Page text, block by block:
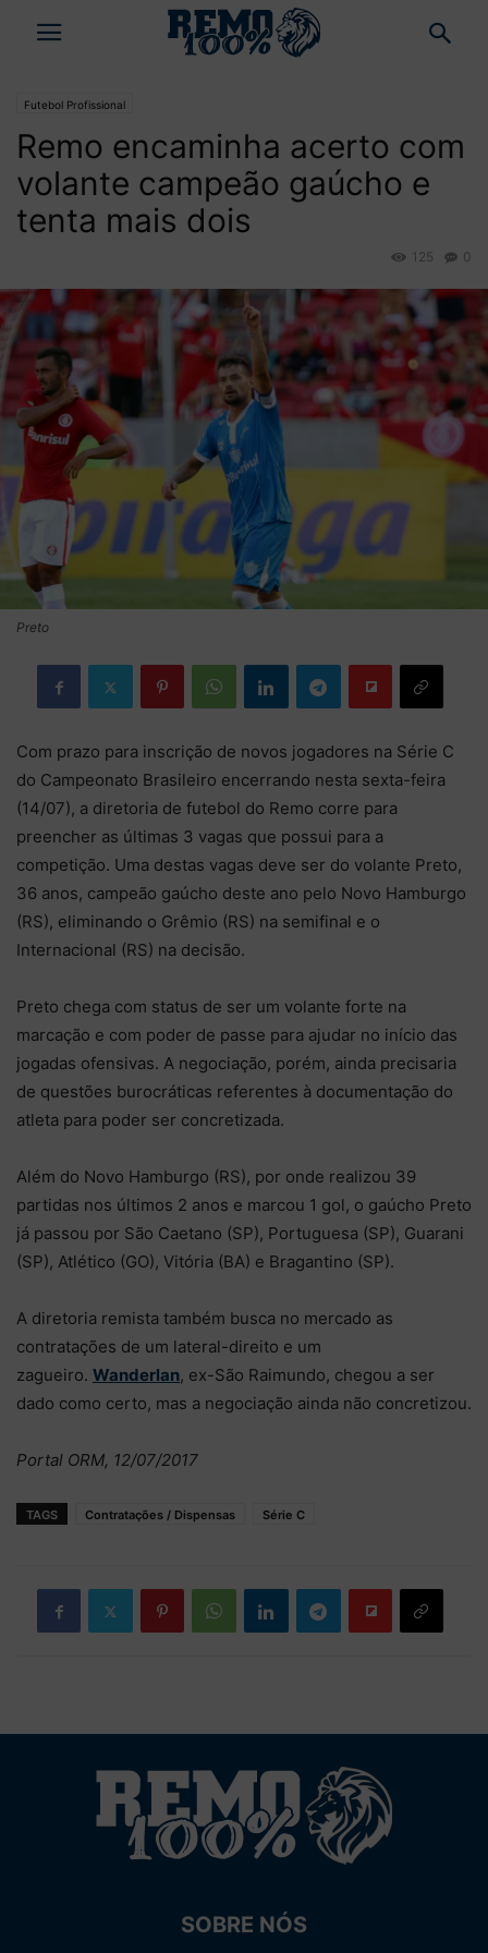
Futebol Profissional
Remo encaminha acerto com
volante campeão gaúcho e
tenta mais dois
0
125
Preto
Com prazo para inscrição de novos jogadores na Série C
do Campeonato Brasileiro encerrando nesta sexta-feira
(14/07), a diretoria de futebol do Remo corre para
preencher as últimas 3 vagas que possui para a
competição. Uma destas vagas deve ser do volante Preto,
36 anos, campeão gaúcho deste ano pelo Novo Hamburgo
(RS), eliminando o Grêmio (RS) na semifinal e o
Internacional (RS) na decisão.
Preto chega com status de ser um volante forte na
marcação e com poder de passe para ajudar no início das
jogadas ofensivas. A negociação, porém, ainda precisaria
de questões burocráticas referentes à documentação do
atleta para poder ser concretizada.
Além do Novo Hamburgo (RS), por onde realizou 39
partidas nos últimos 2 anos e marcou 1 gol, o gaúcho Preto
já passou por São Caetano (SP), Portuguesa (SP), Guarani
(SP), Atlético (GO), Vitória (BA) e Bragantino (SP).
A diretoria remista também busca no mercado as
contratações de um lateral-direito e um
zagueiro. Wanderlan, ex-São Raimundo, chegou a ser
dado como certo, mas a negociação ainda não concretizou.
Portal ORM, 12/07/2017
TAGS Contratações / Dispensas Série C
SOBRE NÓS